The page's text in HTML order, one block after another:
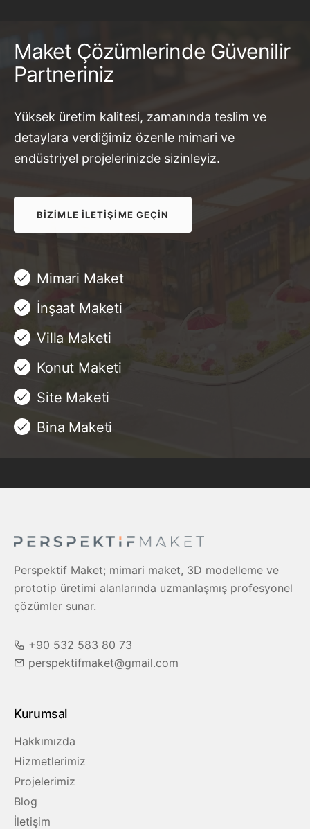
Maket Çözümlerinde Güvenilir
Partneriniz
Yüksek üretim kalitesi, zamanında teslim ve
detaylara verdiğimiz özenle mimari ve
endüstriyel projelerinizde sizinleyiz.
BIZIMLE İLETIŞIME GEÇIN
Mimari Maket
İnşaat Maketi
Villa Maketi
Konut Maketi
Site Maketi
Bina Maketi
Perspektif Maket; mimari maket, 3D modelleme ve
prototip üretimi alanlarında uzmanlaşmış profesyonel
çözümler sunar.
+90 532 583 80 73
perspektifmaket@gmail.com
Kurumsal
Hakkımızda
Hizmetlerimiz
Projelerimiz
Blog
İletişim